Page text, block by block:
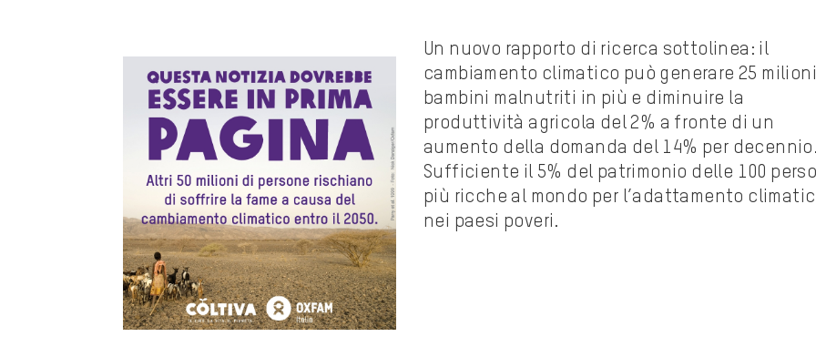
Un nuovo rapporto di ricerca sottolinea: il
cambiamento climatico può generare 25
bambini malnutriti in più e diminuire la
produttività agricola del 2% a fronte di un
aumento della domanda del 14% per decennio.
Sufficiente il 5% del patrimonio delle 100
più ricche al mondo per l’adattamento
nei paesi poveri.